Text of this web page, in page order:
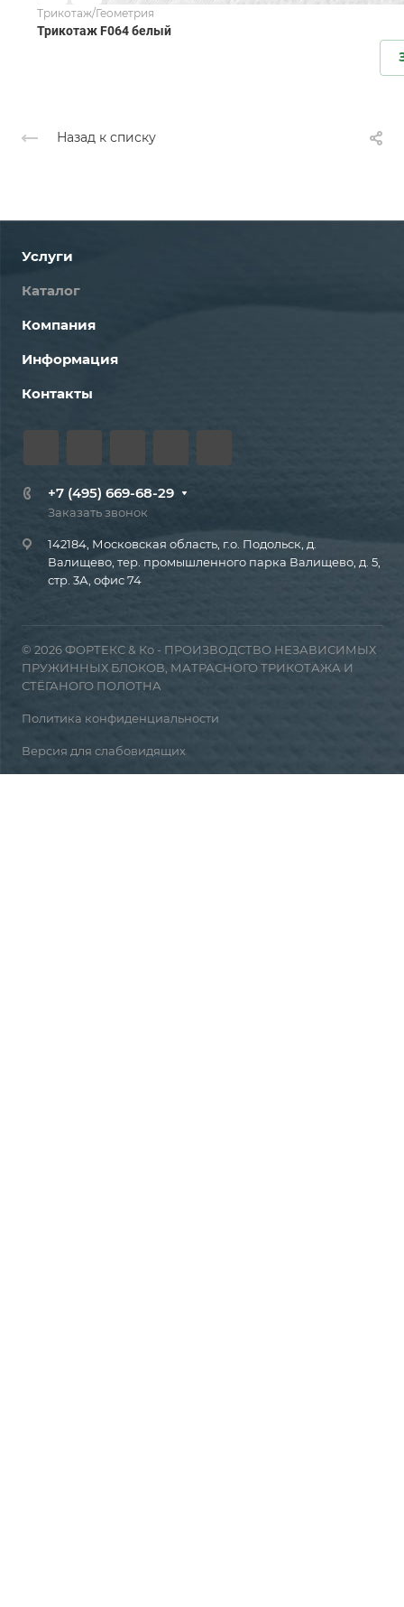
Трикотаж/Геометрия
Трикотаж F064 белый
Назад к списку
Услуги
Каталог
Компания
Информация
Контакты
+7 (495) 669-68-29
Заказать звонок
142184, Московская область, г.о. Подольск, д.
Валищево, тер. промышленного парка Валищево, д. 5,
стр. 3А, офис 74
© 2026 ФОРТЕКС & Ко - ПРОИЗВОДСТВО НЕЗАВИСИМЫХ
ПРУЖИННЫХ БЛОКОВ, МАТРАСНОГО ТРИКОТАЖА И
СТЁГАНОГО ПОЛОТНА
Политика конфиденциальности
Версия для слабовидящих